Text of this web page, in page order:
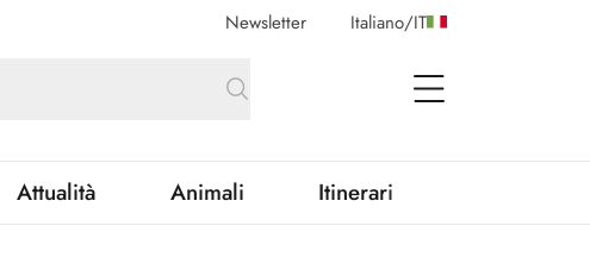
Newsletter Italiano/IT
open Menu
Attualità Animali Itinerari